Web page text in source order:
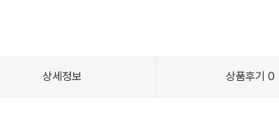
상세정보 상품후기 0